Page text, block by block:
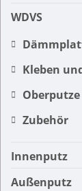
WDVS
Kleben
Zubehör
Innenputz
Außenputz